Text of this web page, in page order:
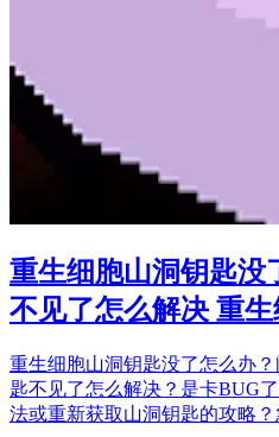
重生细胞山洞钥匙没
不见了怎么解决 重
重生细胞山洞钥匙没了怎么办
匙不见了怎么解决？是卡BUG
法或重新获取山洞钥匙的攻略？